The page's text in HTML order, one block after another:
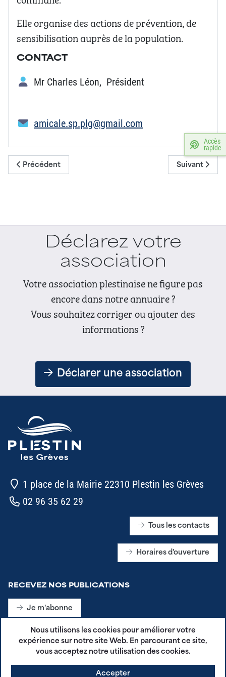
Elle organise des actions de prévention, de
sensibilisation auprès de la population.
CONTACT
Mr Charles Léon, Président
amicale.sp.plg@gmail.com
Article précédent : Amicale du personnel communal
Précédent Article
Suivant
Déclarez votre
association
Votre association plestinaise ne figure pas
encore dans notre annuaire ?
Vous souhaitez corriger ou ajouter des
informations ?
Déclarer une association
1 place de la Mairie 22310 Plestin les Grèves
02 96 35 62 29
Tous les contacts
Horaires d'ouverture
RECEVEZ NOS PUBLICATIONS
Je m'abonne
SUIVEZ-NOUS SUR LES RÉSEAUX SOCIAUX
Accès
rapide
Nous utilisons les cookies pour améliorer votre
expérience sur notre site Web. En parcourant ce site,
vous acceptez notre utilisation des cookies.
Accepter